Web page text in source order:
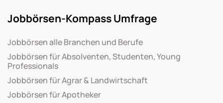
Jobbörsen-Kompass Umfrage
Jobbörsen alle Branchen und Berufe
Jobbörsen für Absolventen, Studenten, Young
Professionals
Jobbörsen für Agrar & Landwirtschaft
Jobbörsen für Apotheker